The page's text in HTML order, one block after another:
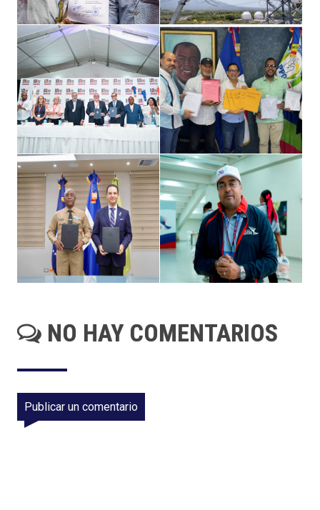
NO HAY COMENTARIOS
Publicar un comentario